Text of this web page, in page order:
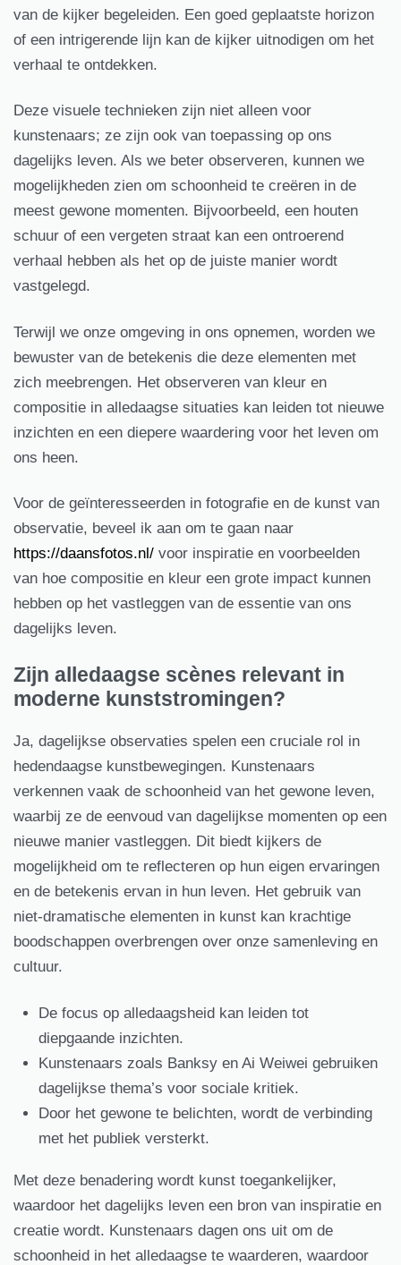
van de kijker begeleiden. Een goed geplaatste horizon
of een intrigerende lijn kan de kijker uitnodigen om het
verhaal te ontdekken.
Deze visuele technieken zijn niet alleen voor
kunstenaars; ze zijn ook van toepassing op ons
dagelijks leven. Als we beter observeren, kunnen we
mogelijkheden zien om schoonheid te creëren in de
meest gewone momenten. Bijvoorbeeld, een houten
schuur of een vergeten straat kan een ontroerend
verhaal hebben als het op de juiste manier wordt
vastgelegd.
Terwijl we onze omgeving in ons opnemen, worden we
bewuster van de betekenis die deze elementen met
zich meebrengen. Het observeren van kleur en
compositie in alledaagse situaties kan leiden tot nieuwe
inzichten en een diepere waardering voor het leven om
ons heen.
Voor de geïnteresseerden in fotografie en de kunst van
observatie, beveel ik aan om te gaan naar
https://daansfotos.nl/ voor inspiratie en voorbeelden
van hoe compositie en kleur een grote impact kunnen
hebben op het vastleggen van de essentie van ons
dagelijks leven.
Zijn alledaagse scènes relevant in
moderne kunststromingen?
Ja, dagelijkse observaties spelen een cruciale rol in
hedendaagse kunstbewegingen. Kunstenaars
verkennen vaak de schoonheid van het gewone leven,
waarbij ze de eenvoud van dagelijkse momenten op een
nieuwe manier vastleggen. Dit biedt kijkers de
mogelijkheid om te reflecteren op hun eigen ervaringen
en de betekenis ervan in hun leven. Het gebruik van
niet-dramatische elementen in kunst kan krachtige
boodschappen overbrengen over onze samenleving en
cultuur.
De focus op alledaagsheid kan leiden tot
diepgaande inzichten.
Kunstenaars zoals Banksy en Ai Weiwei gebruiken
dagelijkse thema’s voor sociale kritiek.
Door het gewone te belichten, wordt de verbinding
met het publiek versterkt.
Met deze benadering wordt kunst toegankelijker,
waardoor het dagelijks leven een bron van inspiratie en
creatie wordt. Kunstenaars dagen ons uit om de
schoonheid in het alledaagse te waarderen, waardoor